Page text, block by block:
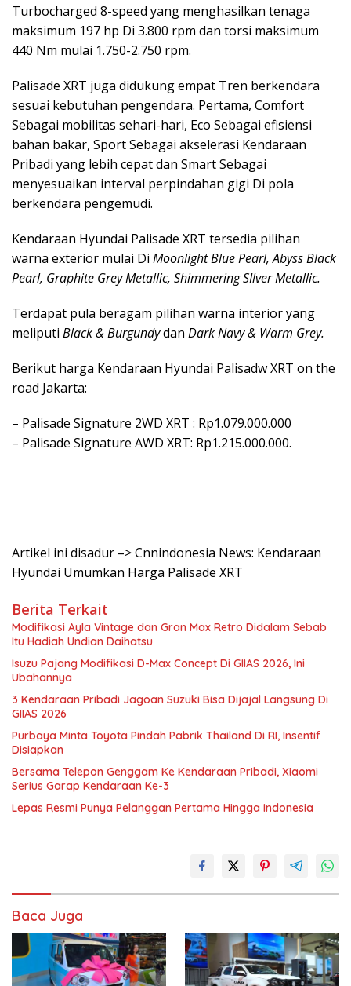
Turbocharged 8-speed yang menghasilkan tenaga
maksimum 197 hp Di 3.800 rpm dan torsi maksimum
440 Nm mulai 1.750-2.750 rpm.
Palisade XRT juga didukung empat Tren berkendara
sesuai kebutuhan pengendara. Pertama, Comfort
Sebagai mobilitas sehari-hari, Eco Sebagai efisiensi
bahan bakar, Sport Sebagai akselerasi Kendaraan
Pribadi yang lebih cepat dan Smart Sebagai
menyesuaikan interval perpindahan gigi Di pola
berkendara pengemudi.
Kendaraan Hyundai Palisade XRT tersedia pilihan
warna exterior mulai Di Moonlight Blue Pearl, Abyss Black
Pearl, Graphite Grey Metallic, Shimmering SIlver Metallic.
Terdapat pula beragam pilihan warna interior yang
meliputi Black & Burgundydan Dark Navy & Warm Grey.
Berikut harga Kendaraan Hyundai Palisadw XRT on the
road Jakarta:
– Palisade Signature 2WD XRT : Rp1.079.000.000
– Palisade Signature AWD XRT: Rp1.215.000.000.
Artikel ini disadur –> Cnnindonesia News: Kendaraan
Hyundai Umumkan Harga Palisade XRT
Berita Terkait
Modifikasi Ayla Vintage dan Gran Max Retro Didalam Sebab
Itu Hadiah Undian Daihatsu
Isuzu Pajang Modifikasi D-Max Concept Di GIIAS 2026, Ini
Ubahannya
3 Kendaraan Pribadi Jagoan Suzuki Bisa Dijajal Langsung Di
GIIAS 2026
Purbaya Minta Toyota Pindah Pabrik Thailand Di RI, Insentif
Disiapkan
Bersama Telepon Genggam Ke Kendaraan Pribadi, Xiaomi
Serius Garap Kendaraan Ke-3
Lepas Resmi Punya Pelanggan Pertama Hingga Indonesia
Baca Juga